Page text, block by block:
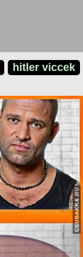
hitler viccek